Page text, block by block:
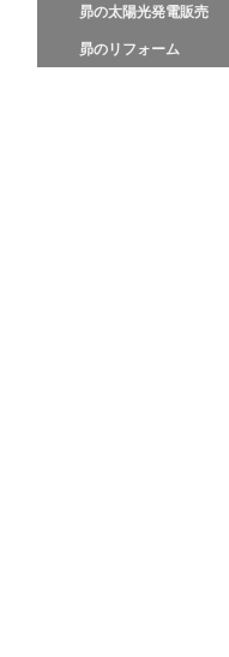
昴の太陽光発電販売
昴のリフォーム